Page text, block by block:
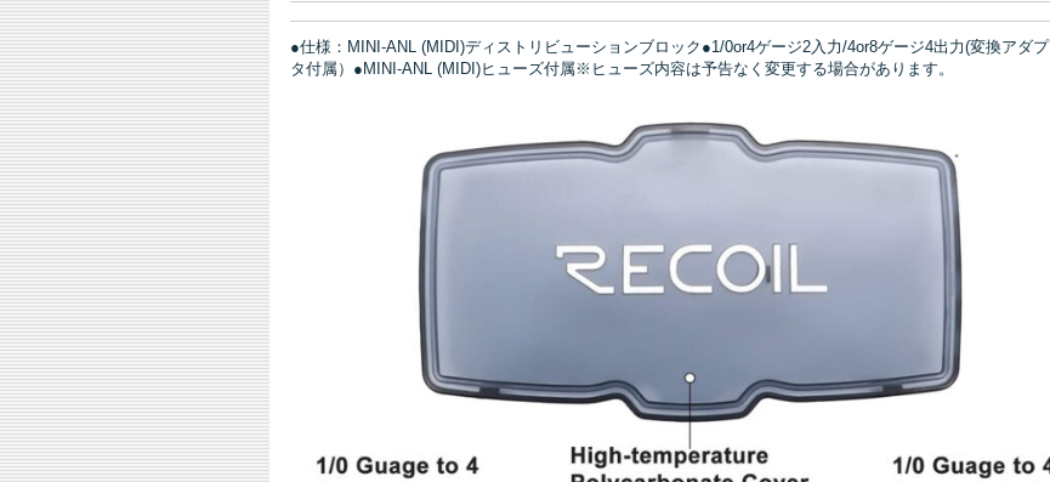
●仕様：MINI-ANL (MIDI)ディストリビューションブロック●1/0or4ゲージ2入力/4or8ゲージ4出力(変換アダプ
タ付属）●MINI-ANL (MIDI)ヒューズ付属※ヒューズ内容は予告なく変更する場合があります。